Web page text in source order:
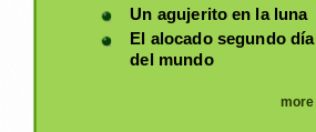
Un agujerito en la luna
El alocado segundo día
del mundo
more